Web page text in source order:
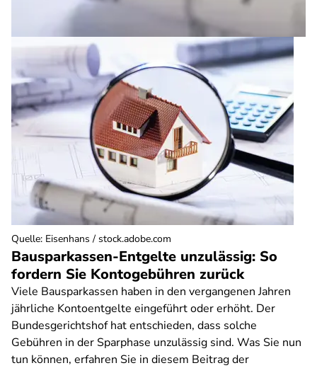
Bausparkassen-Entgelte unzulässig: So
fordern Sie Kontogebühren zurück
Viele Bausparkassen haben in den vergangenen Jahren
jährliche Kontoentgelte eingeführt oder erhöht. Der
Bundesgerichtshof hat entschieden, dass solche
Gebühren in der Sparphase unzulässig sind. Was Sie nun
tun können, erfahren Sie in diesem Beitrag der
Quelle: Eisenhans / stock.adobe.com